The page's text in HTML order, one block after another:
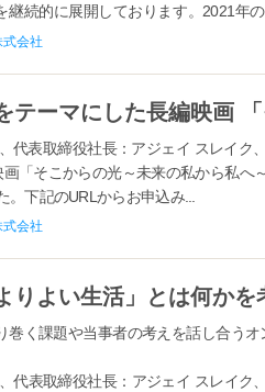
続的に展開しております。2021年の
バイ...
会社
代表取締役社長：アジェイ スレイク
「そこからの光～未来の私から私へ
下記のURLからお申込み...
会社
く課題や当事者の考えを話し合うオ
表取締役社長：アジェイ スレイク